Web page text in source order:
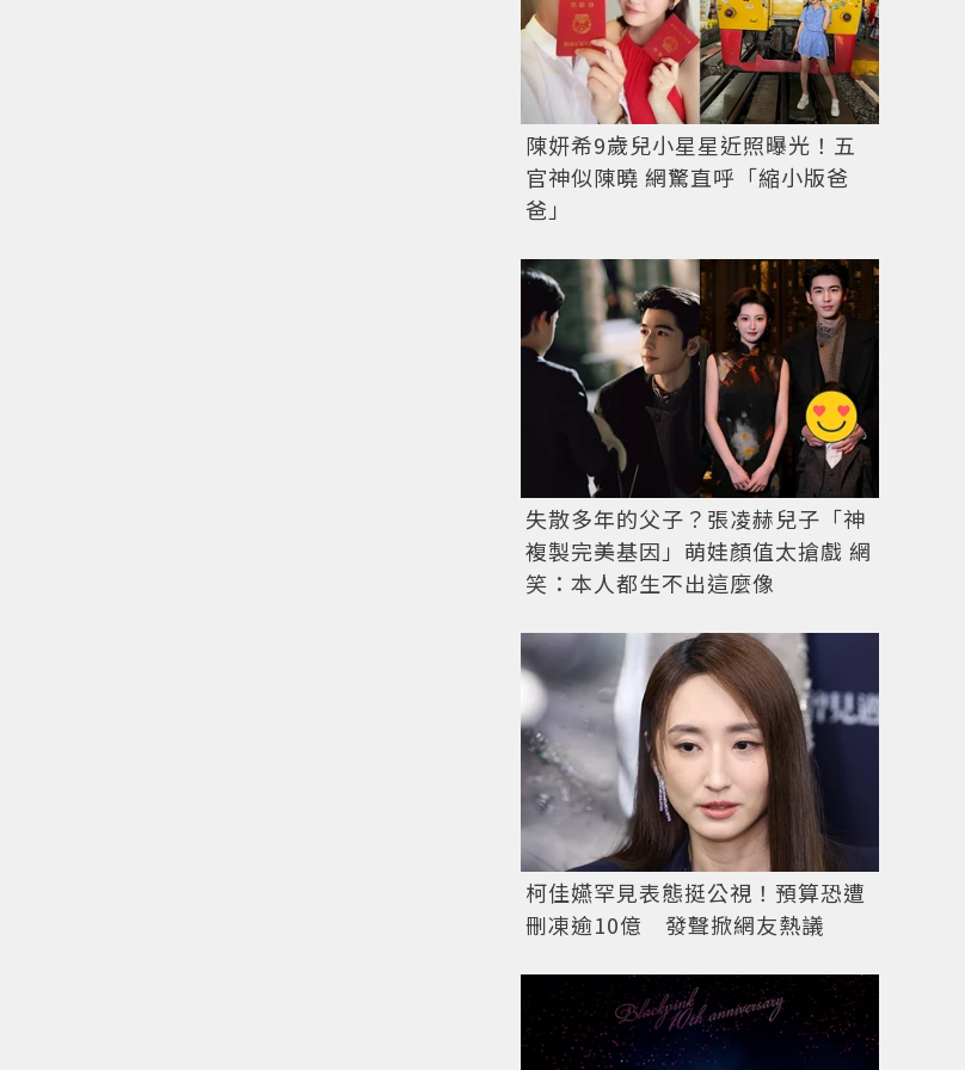
陳妍希9歲兒小星星近照曝光！五
官神似陳曉 網驚直呼「縮小版爸
爸」
失散多年的父子？張凌赫兒子「神
複製完美基因」萌娃顏值太搶戲 網
笑：本人都生不出這麼像
柯佳嬿罕見表態挺公視！預算恐遭
刪凍逾10億 發聲掀網友熱議